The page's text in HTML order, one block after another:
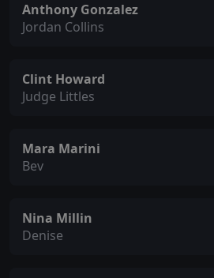
Anthony Gonzalez
Jordan Collins
Clint Howard
Judge Littles
Mara Marini
Bev
Nina Millin
Denise